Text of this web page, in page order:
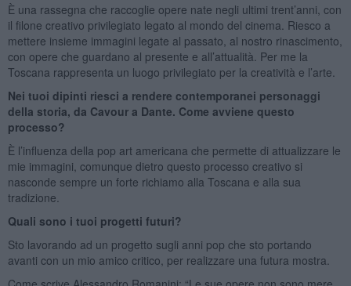
È una rassegna che raccoglie opere nate negli ultimi trent’anni, con
il filone creativo privilegiato legato al mondo del cinema. Riesco a
mettere insieme immagini legate al passato, al nostro rinascimento,
con opere che guardano al presente e all’attualità. Per me la
Toscana rappresenta un luogo privilegiato per la creatività e l’arte.
Nei tuoi dipinti riesci a rendere contemporanei personaggi
della storia, da Cavour a Dante. Come avviene questo
processo?
È l’influenza della pop art americana che permette di attualizzare le
mie immagini, comunque dietro questo processo creativo si
nasconde sempre un forte richiamo alla Toscana e alla sua
tradizione.
Quali sono i tuoi progetti futuri?
Sto lavorando ad un progetto sugli anni pop che sto portando
avanti con un mio amico critico, per realizzare una futura mostra.